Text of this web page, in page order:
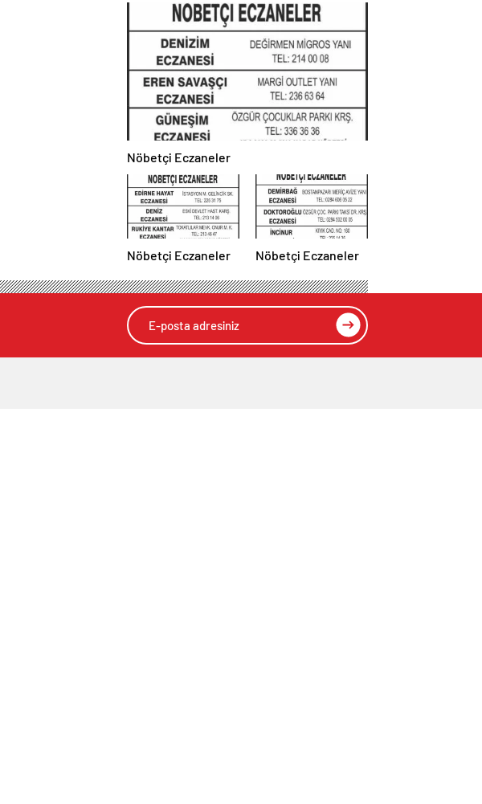
Nöbetçi Eczaneler
Nöbetçi Eczaneler Nöbetçi Eczaneler